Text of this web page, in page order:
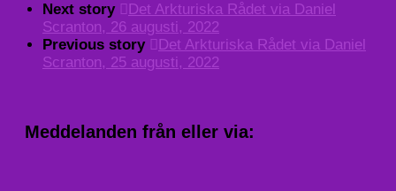
Next story
Det Arkturiska Rådet via Daniel
Scranton, 26 augusti, 2022
Previous story
Det Arkturiska Rådet via Daniel
Scranton, 25 augusti, 2022
Meddelanden från eller via: